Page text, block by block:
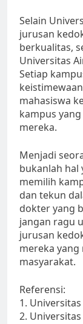
Selain
jurusan
berkualitas,
Universitas
Setiap
mahasiswa
kampus
mereka.
Menjadi
bukanlah hal
memilih
dan tekun
dokter yang
jangan ragu
jurusan
mereka
masyarakat.
Referensi:
1.
2.